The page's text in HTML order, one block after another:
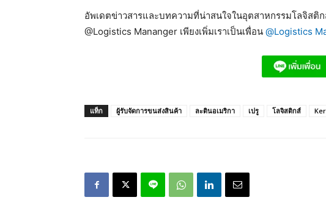
อัพเดตข่าวสารและบทความที่น่าสนใจในอุตสาหกรรมโลจิสติ
@Logistics Mananger เพียงเพิ่มเราเป็นเพื่อน @Logistics
แท็ก ผู้รับจัดการขนส่งสินค้า ละตินอเมริกา เปรู โลจิสติกส์